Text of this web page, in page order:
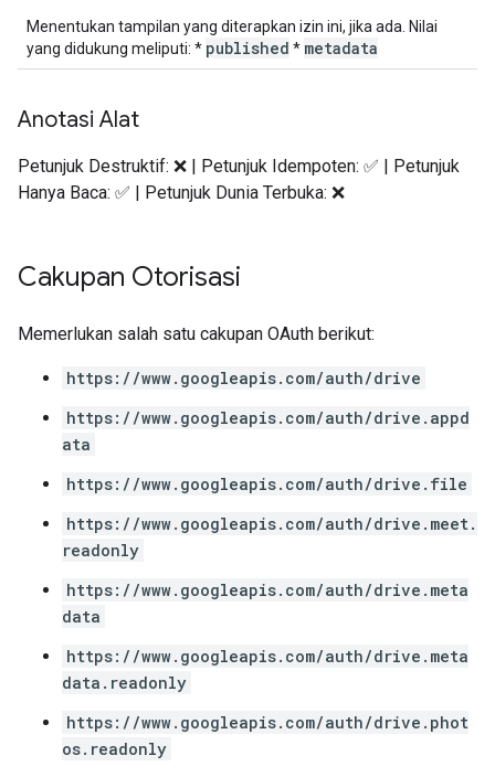
Menentukan tampilan yang diterapkan izin ini, jika ada. Nilai
yang didukung meliputi: * published * metadata
Anotasi Alat
Petunjuk Destruktif: ❌ | Petunjuk Idempoten: ✅ | Petunjuk
Hanya Baca: ✅ | Petunjuk Dunia Terbuka: ❌
Cakupan Otorisasi
Memerlukan salah satu cakupan OAuth berikut:
https://www.googleapis.com/auth/drive
https://www.googleapis.com/auth/drive.appd
ata
https://www.googleapis.com/auth/drive.file
https://www.googleapis.com/auth/drive.meet.
readonly
https://www.googleapis.com/auth/drive.meta
data
https://www.googleapis.com/auth/drive.meta
data.readonly
https://www.googleapis.com/auth/drive.phot
os.readonly